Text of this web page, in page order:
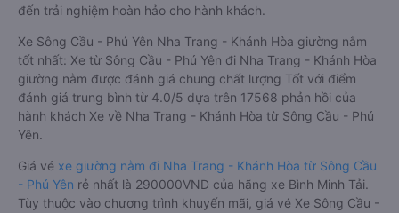
đến trải nghiệm hoàn hảo cho hành khách.
Xe Sông Cầu - Phú Yên Nha Trang - Khánh Hòa giường nằm
tốt nhất: Xe từ Sông Cầu - Phú Yên đi Nha Trang - Khánh Hòa
giường nằm được đánh giá chung chất lượng Tốt với điểm
đánh giá trung bình từ 4.0/5 dựa trên 17568 phản hồi của
hành khách Xe về Nha Trang - Khánh Hòa từ Sông Cầu - Phú
Yên.
Giá vé xe giường nằm đi Nha Trang - Khánh Hòa từ Sông Cầu
- Phú Yên rẻ nhất là 290000VND của hãng xe Bình Minh Tải.
Tùy thuộc vào chương trình khuyến mãi, giá vé Xe Sông Cầu -